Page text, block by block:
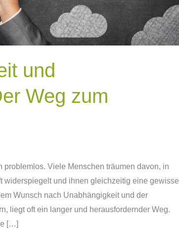
und
Weg zum
problemlos. Viele Menschen träumen davon, in
widerspiegelt und ihnen gleichzeitig eine gewisse
Wunsch nach Unabhängigkeit und der
liegt oft ein langer und herausfordernder Weg.
[…]